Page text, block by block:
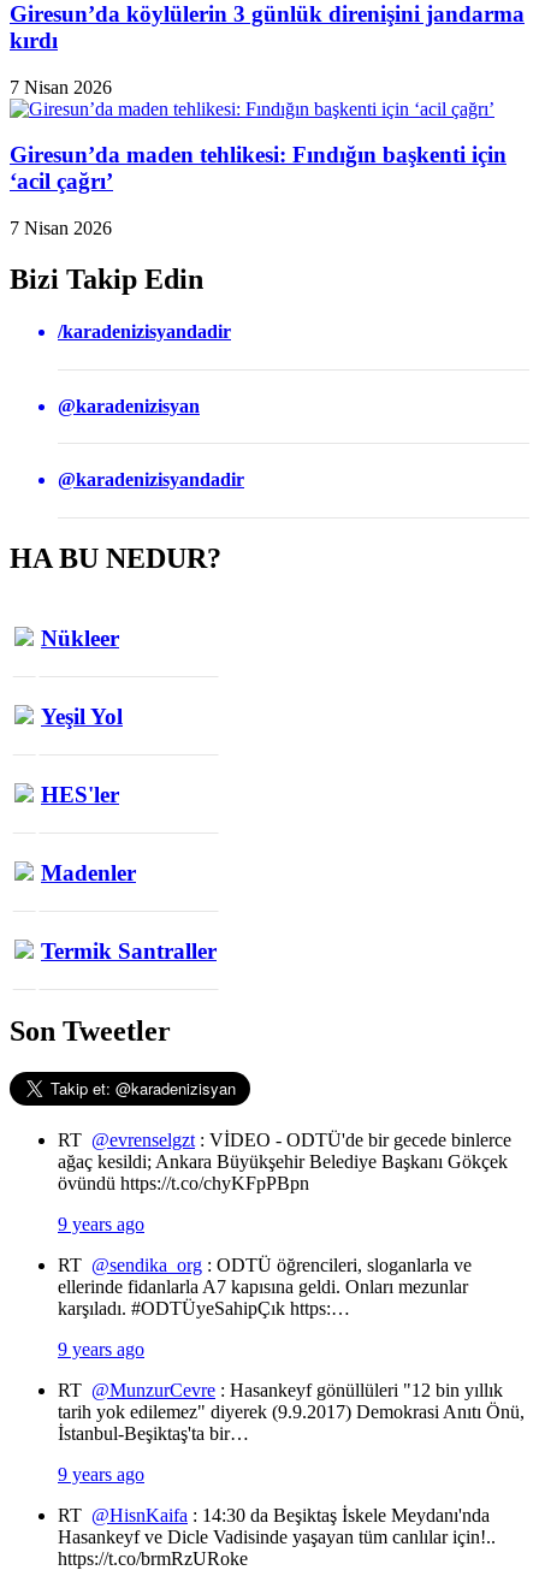
Giresun’da köylülerin 3 günlük direnişini jandarma
kırdı
7 Nisan 2026
Giresun’da maden tehlikesi: Fındığın başkenti için
‘acil çağrı’
7 Nisan 2026
Bizi Takip Edin
/karadenizisyandadir
@karadenizisyan
@karadenizisyandadir
HA BU NEDUR?
Nükleer
Yeşil Yol
HES'ler
Madenler
Termik Santraller
Son Tweetler
RT @evrenselgzt : VİDEO - ODTÜ'de bir gecede binlerce
ağaç kesildi; Ankara Büyükşehir Belediye Başkanı Gökçek
övündü https://t.co/chyKFpPBpn
9 years ago
RT @sendika_org : ODTÜ öğrencileri, sloganlarla ve
ellerinde fidanlarla A7 kapısına geldi. Onları mezunlar
karşıladı. #ODTÜyeSahipÇık https:…
9 years ago
RT @MunzurCevre : Hasankeyf gönüllüleri "12 bin yıllık
tarih yok edilemez" diyerek (9.9.2017) Demokrasi Anıtı Önü,
İstanbul-Beşiktaş'ta bir…
9 years ago
RT @HisnKaifa : 14:30 da Beşiktaş İskele Meydanı'nda
Hasankeyf ve Dicle Vadisinde yaşayan tüm canlılar için!..
https://t.co/brmRzURoke